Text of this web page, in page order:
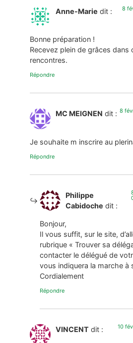
Anne-Marie dit : 8
Bonne préparation !
Recevez plein de grâces dans
rencontres.
Répondre
MC MEIGNEN dit : 8
Je souhaite m inscrire au
Répondre
Philippe
Cabidoche dit :
Bonjour,
Il vous suffit, sur le site,
rubrique « Trouver sa
contacter le délégué de
vous indiquera la marche à
Cordialement
Répondre
VINCENT dit : 10